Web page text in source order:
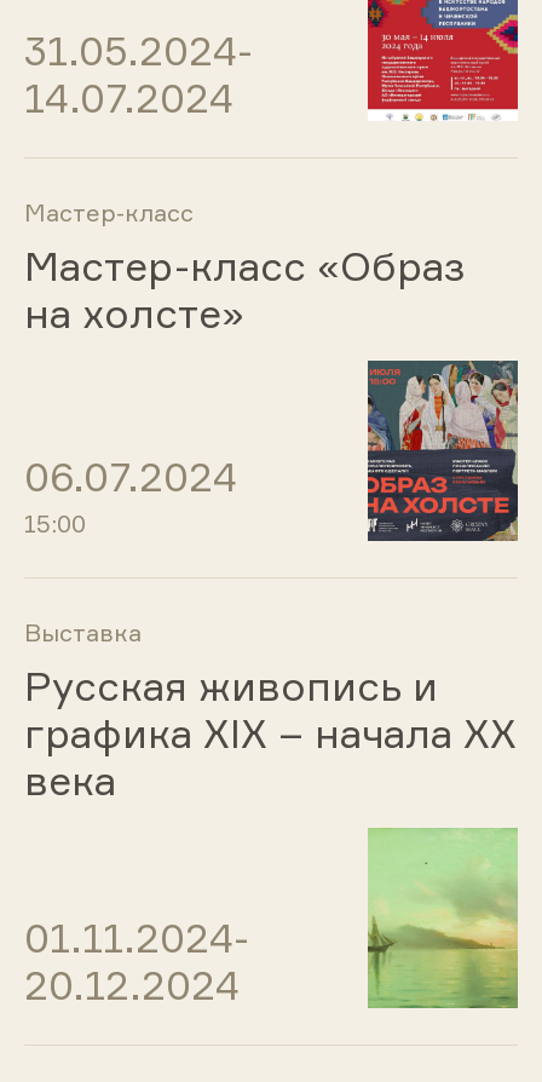
31.05.2024-
14.07.2024
Мастер-класс
Мастер-класс «Образ
на холсте»
06.07.2024
15:00
Выставка
Русская живопись и
графика ХIХ – начала ХХ
века
01.11.2024-
20.12.2024